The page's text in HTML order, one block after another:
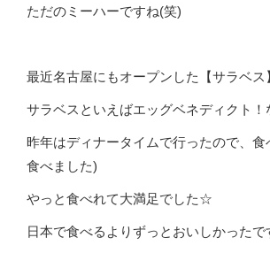
ただのミーハーですね(笑)
最近名古屋にもオープンした【サラベ
サラベスといえばエッグベネディクト！
昨年はディナータイムで行ったので、
食べました)
やっと食べれて大満足でした☆
日本で食べるよりずっとおいしかったで